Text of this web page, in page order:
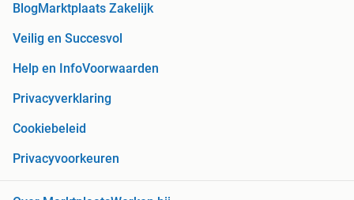
BlogMarktplaats Zakelijk
Veilig en Succesvol
Help en InfoVoorwaarden
Privacyverklaring
Cookiebeleid
Privacyvoorkeuren